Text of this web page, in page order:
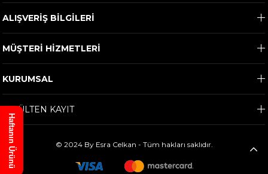
ALIŞVERİŞ BİLGİLERİ
MÜŞTERİ HİZMETLERİ
KURUMSAL
E-BÜLTEN KAYIT
© 2024 By Esra Celkan - Tüm hakları saklıdır.
Haftanın Ürünü